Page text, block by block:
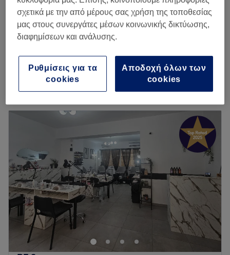
Μασάζ Ποδιών
30 λεπτά
€ 30
€ 40
Περισσότερα για το κατάστημα
Δευτέρα 10:00–18:00
21:00
21:00
–21:00
Παρασκευή
21:00
Σάββατο
09:00–19:00
Κυριακή
Κλειστό
Το InSparing στο Κολωνάκι είναι ένας χώρος ομορφιάς και
ευεξίας που αποπνέει χαλάρωση. Η διακόσμηση, οι
υπηρεσίες και το ευδιάθετο και έμπειρο προσωπικό
δημιουργούν ένα περιβάλλον που θα σε κάνει να θέλεις να
επιστρέψεις και να αφεθείς πάλι στα χέρια τους.
σχετικά με την από μέρους σας χρήση της τοποθεσίας
μας στους συνεργάτες μέσων κοινωνικής δικτύωσης,
διαφημίσεων και ανάλυσης.
Αποδοχή όλων των
cookies
Ρυθμίσεις για τα
cookies